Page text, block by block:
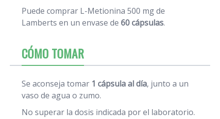
Puede comprar L-Metionina 500 mg de
Lamberts en un envase de 60 cápsulas.
CÓMO TOMAR
Se aconseja tomar 1 cápsula al día, junto a un
vaso de agua o zumo.
No superar la dosis indicada por el laboratorio.